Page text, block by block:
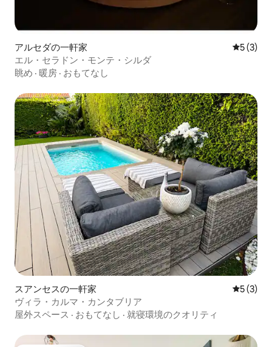
アルセダの一軒家 レビュー
5 (3)
エル・セラドン・モンテ・シルダ
眺め · 暖房 · おもてなし
スアンセスの一軒家 レビュー
5 (3)
ヴィラ・カルマ・カンタブリア
屋外スペース · おもてなし · 就寝環境のクオリティ